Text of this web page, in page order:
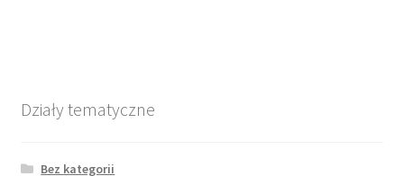
Działy tematyczne
Bez kategorii